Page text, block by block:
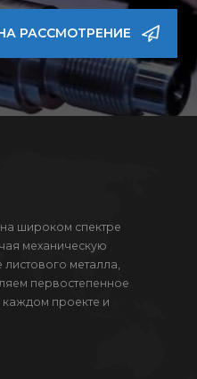
РАССМОТРЕНИЕ
на широком спектре
механическую
металла,
первостепенное
каждом проекте и